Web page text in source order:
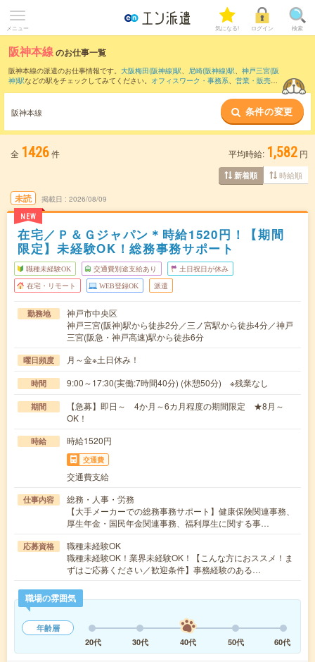
メニュー 気になる! ログイン 検索
阪神本線のお仕事一覧
阪神本線の派遣のお仕事情報です。 大阪梅田(阪神線)駅、 尼崎(阪神線)駅、 神戸三宮(阪
神)駅などの駅をチェックしてみてください。 オフィスワーク・事務系、 営業・販売・
などのこだわり条件で絞り込んでいただけます。
阪神本線 条件の変更
全 1426件 平均時給: 1,582 円
新着順 時給順
未読
NEW
掲載日 2026/08/09
在宅／Ｐ＆Ｇジャパン＊時給1520円！【期間
限定】未経験OK！総務事務サポート
職種未経験OK 交通費別途支給あり 土日祝日が休み
在宅・リモート WEB登録OK 派遣
勤務地
神戸市中央区
神戸三宮(阪神)駅から徒歩2分／三ノ宮駅から徒歩4分／神戸
三宮(阪急・神戸高速)駅から徒歩6分
曜日頻度 月～金※土日休み！
時間 9:00～17:30(実働:7時間40分) (休憩50分) ※残業なし
期間
【急募】即日～ 4か月～6カ月程度の期間限定 ★8月～
OK！
時給 時給1520円
交通費
交通費支給
仕事内容
総務・人事・労務
【大手メーカーでの総務事務サポート】健康保険関連事務、
厚生年金・国民年金関連事務、福利厚生に関する事…
応募資格
職種未経験OK
職種未経験OK！業界未経験OK！【こんな方におススメ！ま
ずはご応募ください／歓迎条件】事務経験のある…
職場の雰囲気
年齢層
20代
30代 40代 50代 60代